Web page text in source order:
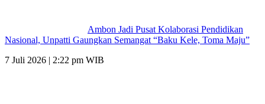
Ambon Jadi Pusat Kolaborasi Pendidikan
Nasional, Unpatti Gaungkan Semangat “Baku Kele, Toma Maju”
7 Juli 2026 | 2:22 pm WIB